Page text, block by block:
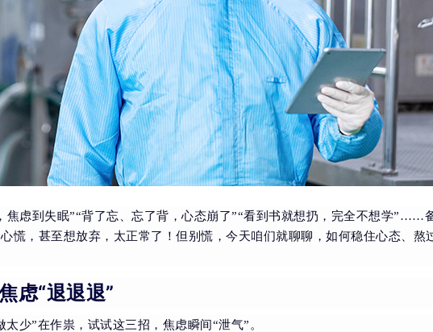
焦虑到失眠”“背了忘、忘了背，心态崩了”“看到书就想扔，完全不想学”……
慌，甚至想放弃，太正常了！但别慌，今天咱们就聊聊，如何稳住心态、熬
虑“退退退”
少”在作祟，试试这三招，焦虑瞬间“泄气”。